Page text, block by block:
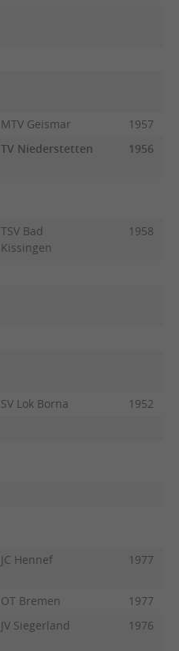
MTV Geismar
1957
TV Niederstetten 1956
TSV Bad
Kissingen
1958
SV Lok Borna 1952
JC Hennef 1977
OT Bremen
1977
JV Siegerland 1976